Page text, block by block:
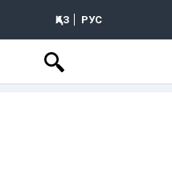
ҚАЗ РУС